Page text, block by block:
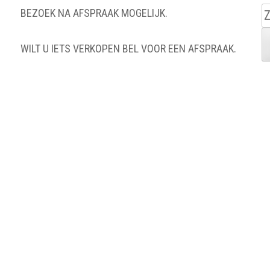
BEZOEK NA AFSPRAAK MOGELIJK.
WILT U IETS VERKOPEN BEL VOOR EEN AFSPRAAK.